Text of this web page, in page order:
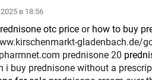
в 18:56
otc price or how to buy
prednisone 20
i buy prednisone without a